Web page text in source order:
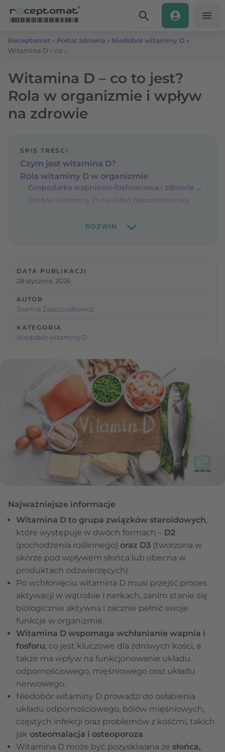
Receptomat » Portal zdrowia » Niedobór witaminy D »
Witamina D – co to jest?
Rola w organizmie i wpływ
na zdrowie
SPIS TREŚCI
Czym jest witamina D?
Rola witaminy D w organizmie
Gospodarka wapniowo-fosforanowa i zdrowie kości
Wpływ witaminy D na układ odpornościowy
DATA PUBLIKACJI
28 stycznia, 2026
AUTOR
Joanna Zaszczudłowicz
KATEGORIA
Niedobór witaminy D
Najważniejsze informacje
Witamina D to grupa związków steroidowych,
które występuje w dwóch formach – D2
(pochodzenia roślinnego) oraz D3 (tworzona w
skórze pod wpływem słońca lub obecna w
produktach odzwierzęcych).
Po wchłonięciu witamina D musi przejść proces
aktywacji w wątrobie i nerkach, zanim stanie się
biologicznie aktywna i zacznie pełnić swoje
funkcje w organizmie.
Witamina D wspomaga wchłanianie wapnia i
fosforu, co jest kluczowe dla zdrowych kości, a
także ma wpływ na funkcjonowanie układu
odpornościowego, mięśniowego oraz układu
nerwowego.
Niedobór witaminy D prowadzi do osłabienia
układu odpornościowego, bólów mięśniowych,
częstych infekcji oraz problemów z kośćmi, takich
jak osteomalacja i osteoporoza.
Witamina D może być pozyskiwana ze słońca,